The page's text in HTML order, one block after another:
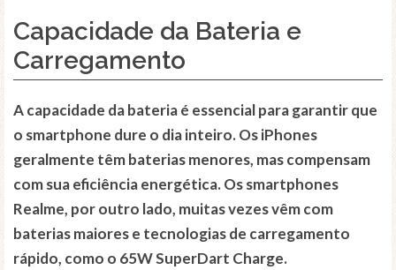
Capacidade da Bateria e
Carregamento
A capacidade da bateria é essencial para garantir que
o smartphone dure o dia inteiro. Os iPhones
geralmente têm baterias menores, mas compensam
com sua eficiência energética. Os smartphones
Realme, por outro lado, muitas vezes vêm com
baterias maiores e tecnologias de carregamento
rápido, como o 65W SuperDart Charge.